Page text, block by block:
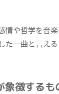
情や哲学を音
た一曲と言え
象徴するも